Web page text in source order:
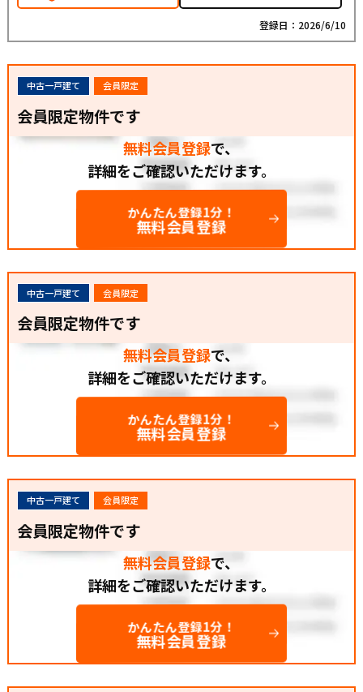
登録日：2026/6/10
中古一戸建て 会員限定
会員限定物件です
無料会員登録で、
詳細をご確認いただけます。
かんたん登録1分！
無料会員登録
中古一戸建て 会員限定
会員限定物件です
無料会員登録で、
詳細をご確認いただけます。
かんたん登録1分！
無料会員登録
中古一戸建て 会員限定
会員限定物件です
無料会員登録で、
詳細をご確認いただけます。
かんたん登録1分！
無料会員登録